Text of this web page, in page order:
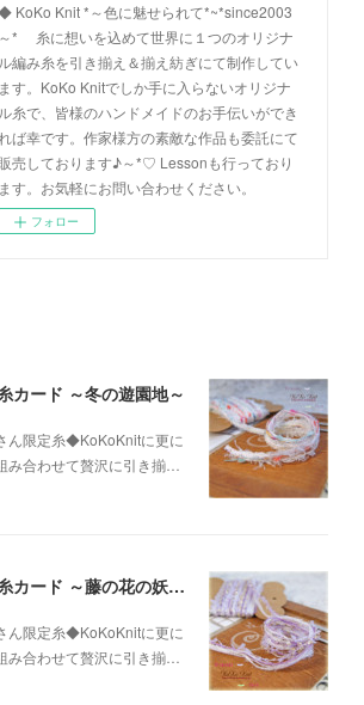
KoKo Knit *～色に魅せられて*~*since2003
～* 糸に想いを込めて世界に１つのオリジナ
ル編み糸を引き揃え＆揃え紡ぎにて制作してい
ます。KoKo Knitでしか手に入らないオリジナ
ル糸で、皆様のハンドメイドのお手伝いができ
ば幸です。作家様方の素敵な作品も委託にて
売しております♪～*♡ Lessonも行っており
ます。お気軽にお問い合わせください。
フォロー
カード ～冬の遊園地～
限定糸◆KoKoKnitに更に
み合わせて贅沢に引き揃…
§koko§ 引き揃え糸カード ～藤の花の妖精～
限定糸◆KoKoKnitに更に
み合わせて贅沢に引き揃…